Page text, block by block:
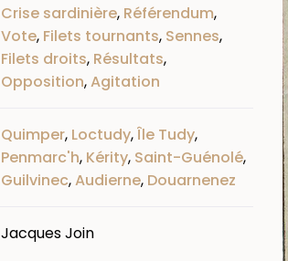
Crise sardinière, Référendum,
Vote, Filets tournants, Sennes,
Filets droits, Résultats,
Opposition,Agitation
Quimper, Loctudy,Île Tudy,
Penmarc'h, Kérity, Saint-Guénolé,
Guilvinec,Audierne, Douarnenez
Jacques Join